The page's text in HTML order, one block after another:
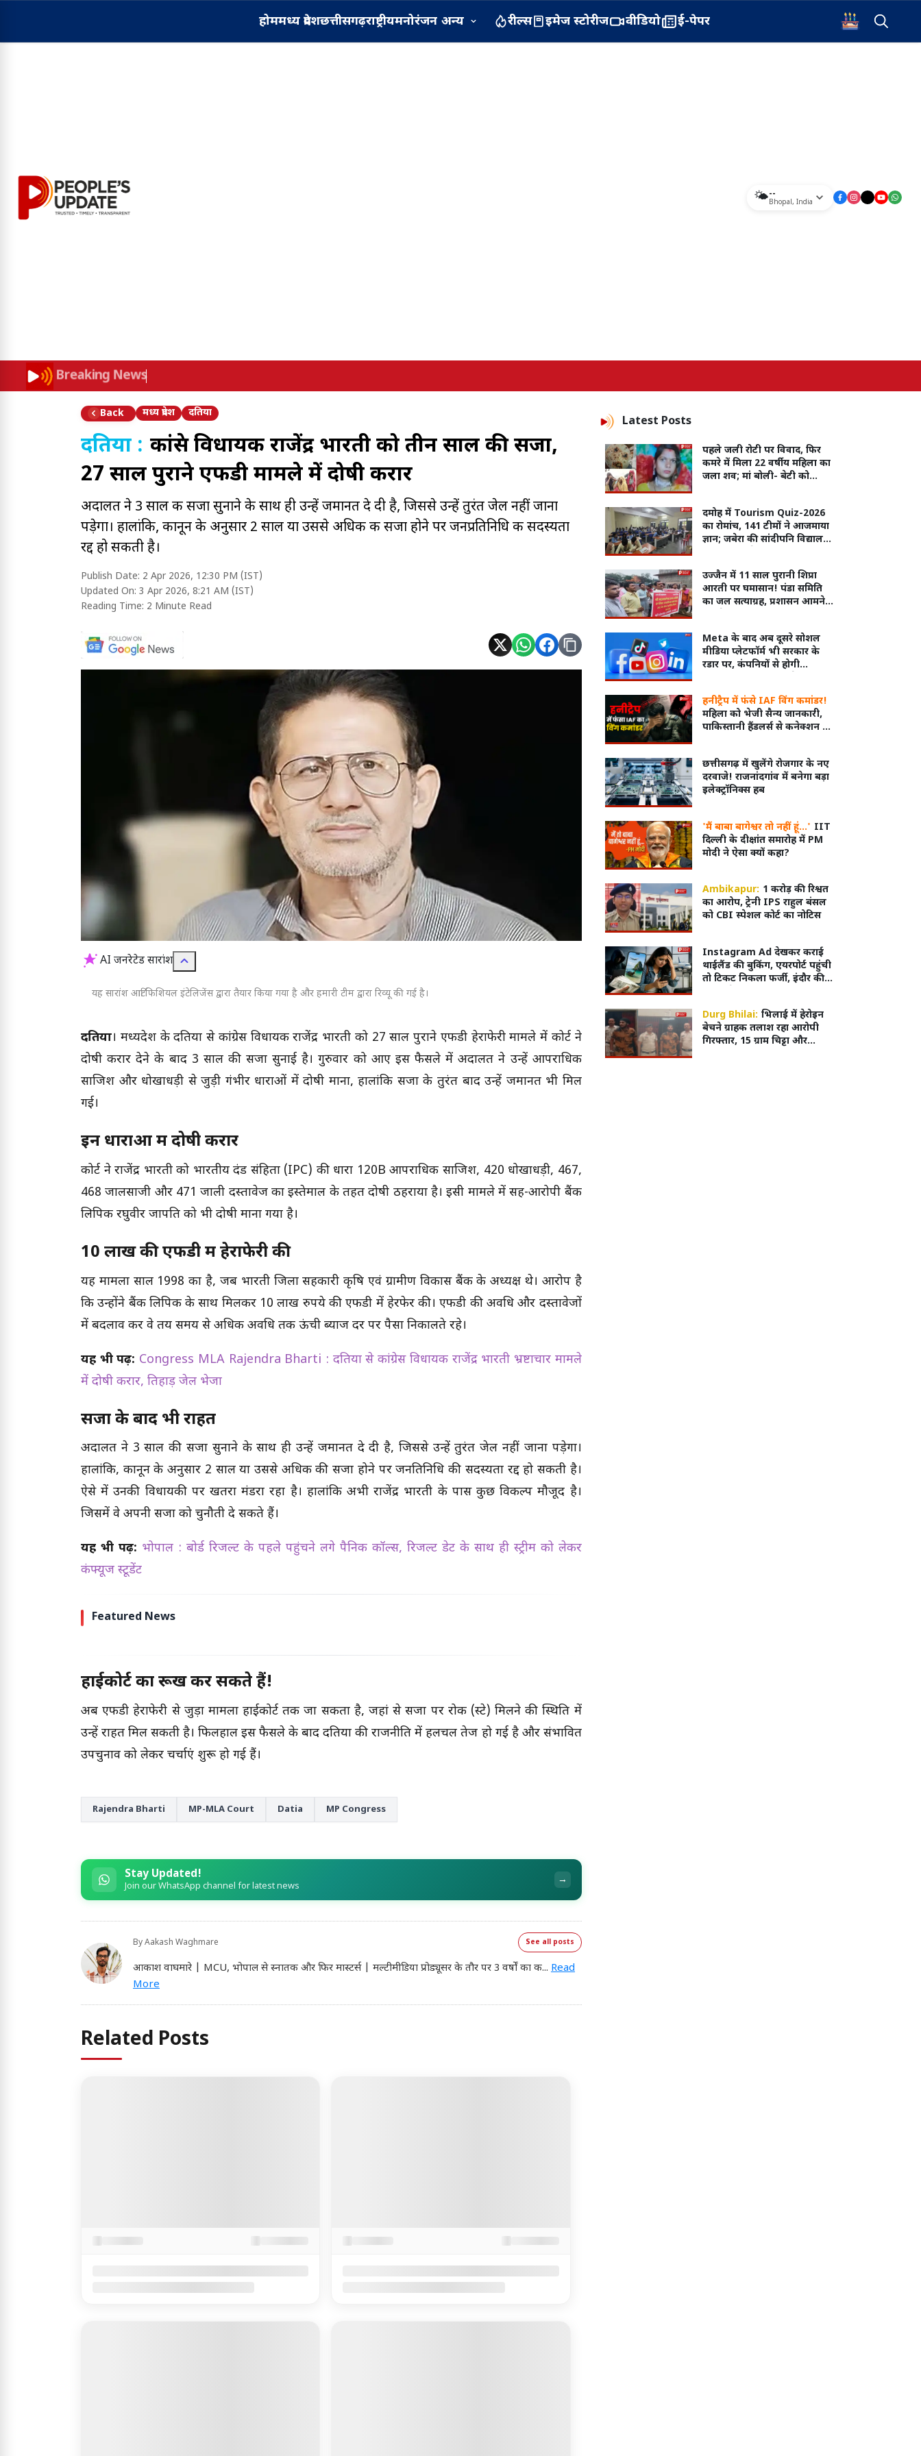
होममध्य प्रदेशछत्तीसगढ़राष्ट्रीयमनोरंजन अन्य रील्स इमेज स्टोरीज वीडियो ई-पेपर
🌤️--
Bhopal , India
Breaking News
Back मध्य प्रदेश दतिया
दतिया : कांग्रेस विधायक राजेंद्र भारती को तीन साल की सजा,
27 साल पुराने एफडी मामले में दोषी करार
अदालत ने 3 साल की सजा सुनाने के साथ ही उन्हें जमानत दे दी है, जिससे उन्हें तुरंत जेल नहीं जाना
पड़ेगा। हालांकि, कानून के अनुसार 2 साल या उससे अधिक की सजा होने पर जनप्रतिनिधि की सदस्यता
रद्द हो सकती है।
Publish Date: 2 Apr 2026, 12:30 PM (IST)
Updated On: 3 Apr 2026, 8:21 AM (IST)
Reading Time: 2 Minute Read
AI जनरेटेड सारांश
यह सारांश आर्टिफिशियल इंटेलिजेंस द्वारा तैयार किया गया है और हमारी टीम द्वारा रिव्यू की गई है।
दतिया। मध्यप्रदेश के दतिया से कांग्रेस विधायक राजेंद्र भारती को 27 साल पुराने एफडी हेराफेरी मामले में कोर्ट ने
दोषी करार देने के बाद 3 साल की सजा सुनाई है। गुरुवार को आए इस फैसले में अदालत ने उन्हें आपराधिक
साजिश और धोखाधड़ी से जुड़ी गंभीर धाराओं में दोषी माना, हालांकि सजा के तुरंत बाद उन्हें जमानत भी मिल
गई।
इन धाराओं में दोषी करार
कोर्ट ने राजेंद्र भारती को भारतीय दंड संहिता (IPC) की धारा 120B आपराधिक साजिश, 420 धोखाधड़ी, 467,
468 जालसाजी और 471 जाली दस्तावेज का इस्तेमाल के तहत दोषी ठहराया है। इसी मामले में सह-आरोपी बैंक
लिपिक रघुवीर प्रजापति को भी दोषी माना गया है।
10 लाख की एफडी में हेराफेरी की
यह मामला साल 1998 का है, जब भारती जिला सहकारी कृषि एवं ग्रामीण विकास बैंक के अध्यक्ष थे। आरोप है
कि उन्होंने बैंक लिपिक के साथ मिलकर 10 लाख रुपये की एफडी में हेरफेर की। एफडी की अवधि और दस्तावेजों
में बदलाव कर वे तय समय से अधिक अवधि तक ऊंची ब्याज दर पर पैसा निकालते रहे।
यह भी पढ़ें: Congress MLA Rajendra Bharti : दतिया से कांग्रेस विधायक राजेंद्र भारती भ्रष्टाचार मामले
में दोषी करार, तिहाड़ जेल भेजा
सजा के बाद भी राहत
अदालत ने 3 साल की सजा सुनाने के साथ ही उन्हें जमानत दे दी है, जिससे उन्हें तुरंत जेल नहीं जाना पड़ेगा।
हालांकि, कानून के अनुसार 2 साल या उससे अधिक की सजा होने पर जनप्रतिनिधि की सदस्यता रद्द हो सकती है।
ऐसे में उनकी विधायकी पर खतरा मंडरा रहा है। हालांकि अभी राजेंद्र भारती के पास कुछ विकल्प मौजूद है।
जिसमें वे अपनी सजा को चुनौती दे सकते हैं।
यह भी पढ़ें: भोपाल : बोर्ड रिजल्ट के पहले पहुंचने लगे पैनिक कॉल्स, रिजल्ट डेट के साथ ही स्ट्रीम को लेकर
कंफ्यूज स्टूडेंट
Featured News
हाईकोर्ट का रूख कर सकते हैं!
अब एफडी हेराफेरी से जुड़ा मामला हाईकोर्ट तक जा सकता है, जहां से सजा पर रोक (स्टे) मिलने की स्थिति में
उन्हें राहत मिल सकती है। फिलहाल इस फैसले के बाद दतिया की राजनीति में हलचल तेज हो गई है और संभावित
उपचुनाव को लेकर चर्चाएं शुरू हो गई हैं।
Rajendra Bharti MP-MLA Court Datia MP Congress
Stay Updated!
Join our WhatsApp channel for latest news →
ByAakash Waghmare See all posts
आकाश वाघमारे | MCU, भोपाल से स्नातक और फिर मास्टर्स | मल्टीमीडिया प्रोड्यूसर के तौर पर 3 वर्षों का क... Read
More
Related Posts
Latest Posts
पहले जली रोटी पर विवाद, फिर
कमरे में मिला 22 वर्षीय महिला का
जला शव; मां बोली- बेटी को
दमोह में Tourism Quiz-2026
का रोमांच, 141 टीमों ने आजमाया
ज्ञान; जबेरा की सांदीपनि विद्यालय
उज्जैन में 11 साल पुरानी शिप्रा
आरती पर घमासान! पंडा समिति
का जल सत्याग्रह, प्रशासन आमने-
Meta के बाद अब दूसरे सोशल
मीडिया प्लेटफॉर्म भी सरकार के
रडार पर, कंपनियों से होगी
हनीट्रैप में फंसे IAF विंग कमांडर!
महिला को भेजी सैन्य जानकारी,
पाकिस्तानी हैंडलर्स से कनेक्शन की
छत्तीसगढ़ में खुलेंगे रोजगार के नए
दरवाजे! राजनांदगांव में बनेगा बड़ा
इलेक्ट्रॉनिक्स हब
'मैं बाबा बागेश्वर तो नहीं हूं...' IIT
दिल्ली के दीक्षांत समारोह में PM
मोदी ने ऐसा क्यों कहा?
Ambikapur: 1 करोड़ की रिश्वत
का आरोप, ट्रेनी IPS राहुल बंसल
को CBI स्पेशल कोर्ट का नोटिस
Instagram Ad देखकर कराई
थाईलैंड की बुकिंग, एयरपोर्ट पहुंची
तो टिकट निकला फर्जी, इंदौर की
Durg Bhilai: भिलाई में हेरोइन
बेचने ग्राहक तलाश रहा आरोपी
गिरफ्तार, 15 ग्राम चिट्टा और